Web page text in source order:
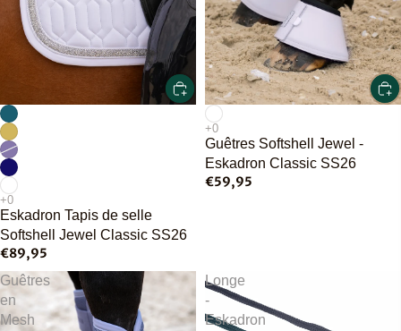
Eskadron Tapis de selle
Softshell Jewel Classic SS26
€89,95
Guêtres Softshell Jewel -
Eskadron Classic SS26
€59,95
Guêtres
en
Mesh
Longe
-
Eskadron